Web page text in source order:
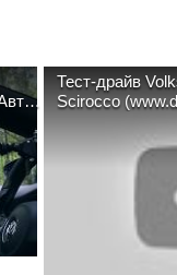
Тест-драйв
Scirocco